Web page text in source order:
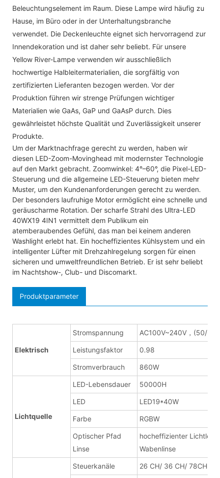
Beleuchtungselement im Raum. Diese Lampe wird häufig zu
Hause, im Büro oder in der Unterhaltungsbranche
verwendet. Die Deckenleuchte eignet sich hervorragend zur
Innendekoration und ist daher sehr beliebt. Für unsere
Yellow River-Lampe verwenden wir ausschließlich
hochwertige Halbleitermaterialien, die sorgfältig von
zertifizierten Lieferanten bezogen werden. Vor der
Produktion führen wir strenge Prüfungen wichtiger
Materialien wie GaAs, GaP und GaAsP durch. Dies
gewährleistet höchste Qualität und Zuverlässigkeit unserer
Produkte.
Um der Marktnachfrage gerecht zu werden, haben wir
diesen LED-Zoom-Movinghead mit modernster Technologie
auf den Markt gebracht. Zoomwinkel: 4°–60°, die Pixel-LED-
Steuerung und die allgemeine LED-Steuerung bieten mehr
Muster, um den Kundenanforderungen gerecht zu werden.
Der besonders laufruhige Motor ermöglicht eine schnelle und
geräuscharme Rotation. Der scharfe Strahl des Ultra-LED
40WX19 4IN1 vermittelt dem Publikum ein
atemberaubendes Gefühl, das man bei keinem anderen
Washlight erlebt hat. Ein hocheffizientes Kühlsystem und ein
intelligenter Lüfter mit Drehzahlregelung sorgen für einen
sicheren und umweltfreundlichen Betrieb. Er ist sehr beliebt
im Nachtshow-, Club- und Discomarkt.
Produktparameter
Elektrisch
Stromspannung AC100V~240V，(50/
Leistungsfaktor 0.98
Stromverbrauch 860W
Lichtquelle
LED-Lebensdauer 50000H
LED LED19*40W
Farbe RGBW
Optischer Pfad
Linse
hocheffizienter
Wabenlinse
Steuerkanäle 26 CH/ 36 CH/ 78CH